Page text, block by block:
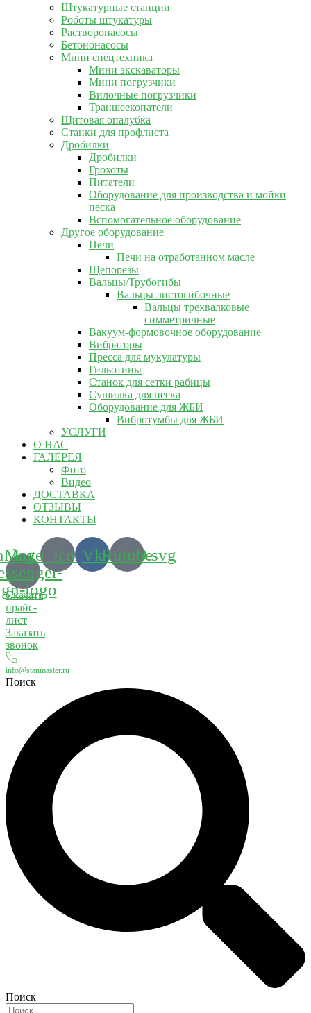
Штукатурные станции
Роботы штукатуры
Растворонасосы
Бетононасосы
Мини спецтехника
Мини экскаваторы
Мини погрузчики
Вилочные погрузчики
Траншеекопатели
Щитовая опалубка
Станки для профлиста
Дробилки
Дробилки
Грохоты
Питатели
Оборудование для производства и мойки
песка
Вспомогательное оборудование
Другое оборудование
Печи
Печи на отработанном масле
Щепорезы
Вальцы/Трубогибы
Вальцы листогибочные
Вальцы трехвалковые
симметричные
Вакуум-формовочное оборудование
Вибраторы
Пресса для мукулатуры
Гильотины
Станок для сетки рабицы
Сушилка для песка
Оборудование для ЖБИ
Вибротумбы для ЖБИ
УСЛУГИ
О НАС
ГАЛЕРЕЯ
Фото
Видео
ДОСТАВКА
ОТЗЫВЫ
КОНТАКТЫ
Max-
logo
VkRutube
Скачать
прайс-
лист
Заказать
звонок
info@stanmaster.ru
Поиск
Поиск